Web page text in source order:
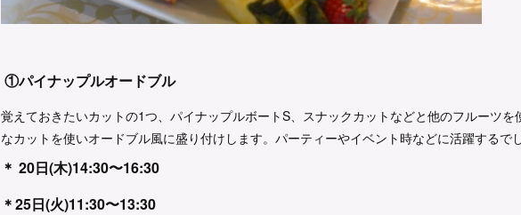
①パイナップルオードブル
覚えておきたいカットの1つ、パイナップルボートS、スナックカットなどと他のフルーツを
なカットを使いオードブル風に盛り付けします。パーティーやイベント時などに活躍するで
＊ 20日(木)14:30〜16:30
＊25日(火)11:30〜13:30